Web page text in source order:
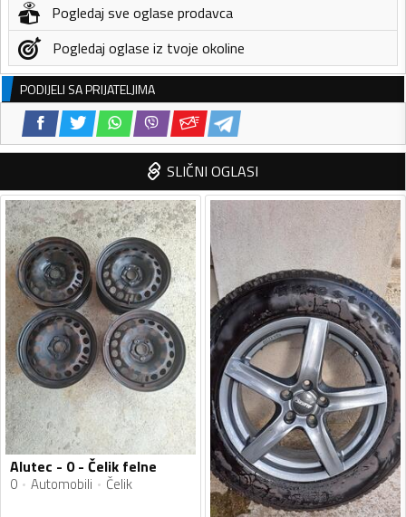
Pogledaj sve oglase prodavca
Pogledaj oglase iz tvoje okoline
PODIJELI SA PRIJATELJIMA
SLIČNI OGLASI
Alutec - 0 - Čelik felne
0 Automobili Čelik